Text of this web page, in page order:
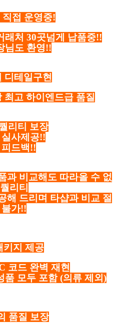
직접 운영중!
래처 30곳넘게 납품중!!
님도 환영!!
디테일구현
최고 하이엔드급 품질
리티 보장
사제공!!
드백!!
과 비교해도 따라올 수 없
리티
해 드리며 타샵과 비교 절
불가!!
키지 제공
코드 완벽 재현
품 모두 포함 (의류 제외)
품질 보장